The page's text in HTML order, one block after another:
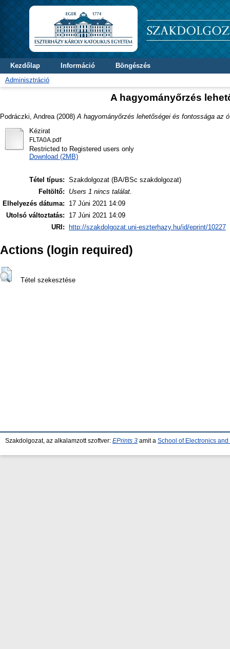
Kezdőlap Információ
Böngészés
Adminisztráció
A hagyományőrzés
Podráczki, Andrea (2008) A hagyományőrzés lehetőségei és fontossága az
Kézirat
FLTA0A.pdf
Restricted to Registered users only
Download (2MB)
Tétel típus: Szakdolgozat (BA/BSc szakdolgozat)
Feltöltő:
Users 1 nincs találat.
Elhelyezés dátuma:
17 Júni 2021 14:09
Utolsó változtatás:
17 Júni 2021 14:09
URI:
http://szakdolgozat.uni-eszterhazy.hu/id/eprint/10227
Actions (login required)
Tétel szekesztése
Szakdolgozat, az alkalamzott szoftver: EPrints 3 amit a School of Electronics